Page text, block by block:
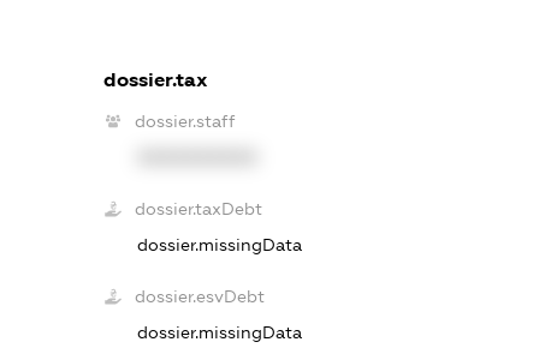
dossier.tax
dossier.staff
dossier.taxDebt
dossier.missingData
dossier.esvDebt
dossier.missingData